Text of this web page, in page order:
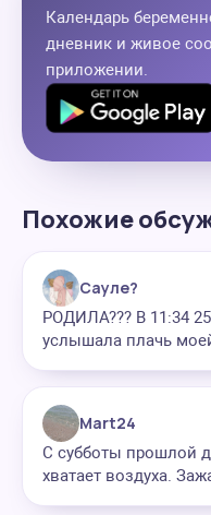
Календарь
дневник и живое
приложении.
Похожие
Сауле?
РОДИЛА??? В 11:34
услышала плачь
Mart24
С субботы прошлой
хватает воздуха.